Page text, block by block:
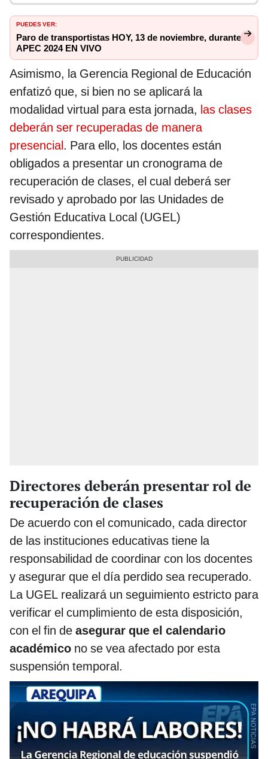
PUEDES VER:
Paro de transportistas HOY, 13 de noviembre, durante
APEC 2024 EN VIVO
Asimismo, la Gerencia Regional de Educación
enfatizó que, si bien no se aplicará la
modalidad virtual para esta jornada, las clases
deberán ser recuperadas de manera
presencial. Para ello, los docentes están
obligados a presentar un cronograma de
recuperación de clases, el cual deberá ser
revisado y aprobado por las Unidades de
Gestión Educativa Local (UGEL)
correspondientes.
Directores deberán presentar rol de
recuperación de clases
De acuerdo con el comunicado, cada director
de las instituciones educativas tiene la
responsabilidad de coordinar con los docentes
y asegurar que el día perdido sea recuperado.
La UGEL realizará un seguimiento estricto para
verificar el cumplimiento de esta disposición,
con el fin de asegurar que el calendario
académico no se vea afectado por esta
suspensión temporal.